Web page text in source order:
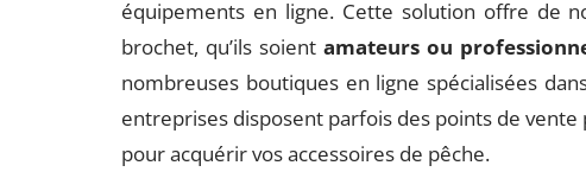
équipements en ligne. Cette solution offre de
brochet, qu’ils soient amateurs ou
nombreuses boutiques en ligne spécialisées
entreprises disposent parfois des points de
pour acquérir vos accessoires de pêche.